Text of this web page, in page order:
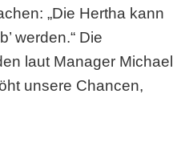
„Die Hertha kann
werden.“ Die
laut Manager Michael
unsere Chancen,